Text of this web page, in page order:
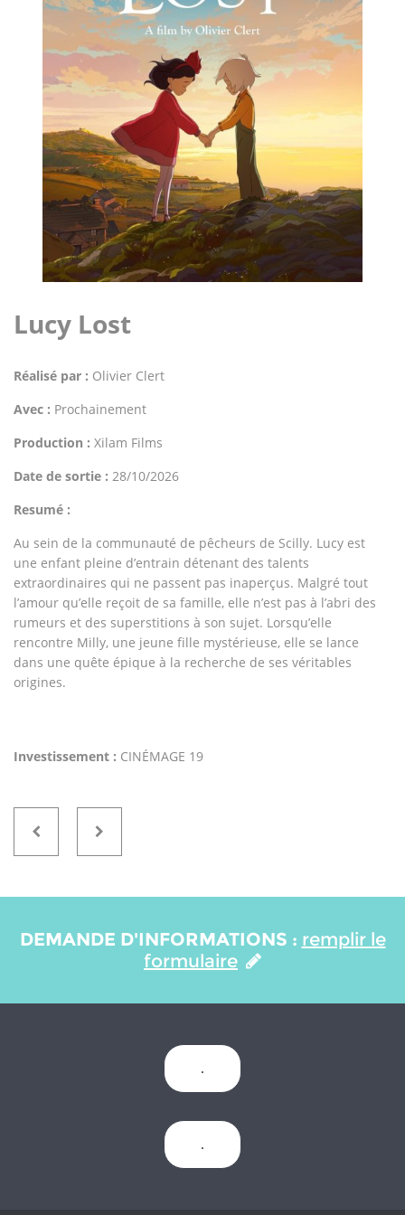
Lucy Lost
Réalisé par : Olivier Clert
Avec : Prochainement
Production : Xilam Films
Date de sortie : 28/10/2026
Resumé :
Au sein de la communauté de pêcheurs de Scilly. Lucy est
une enfant pleine d’entrain détenant des talents
extraordinaires qui ne passent pas inaperçus. Malgré tout
l’amour qu’elle reçoit de sa famille, elle n’est pas à l’abri des
rumeurs et des superstitions à son sujet. Lorsqu’elle
rencontre Milly, une jeune fille mystérieuse, elle se lance
dans une quête épique à la recherche de ses véritables
origines.
Investissement : CINÉMAGE 19
DEMANDE D'INFORMATIONS : remplir le
formulaire
.
.